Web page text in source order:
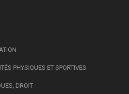
PHYSIQUES ET SPORTIVES
DROIT